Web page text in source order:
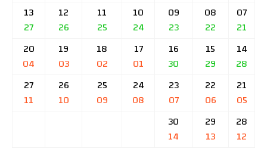
07
21
08
22
09
23
10
24
11
25
12
26
13
27
14
28
15
29
16
30
17
01
18
02
19
03
20
04
21
05
22
06
23
07
24
08
25
09
26
10
27
11
28
12
29
13
30
14